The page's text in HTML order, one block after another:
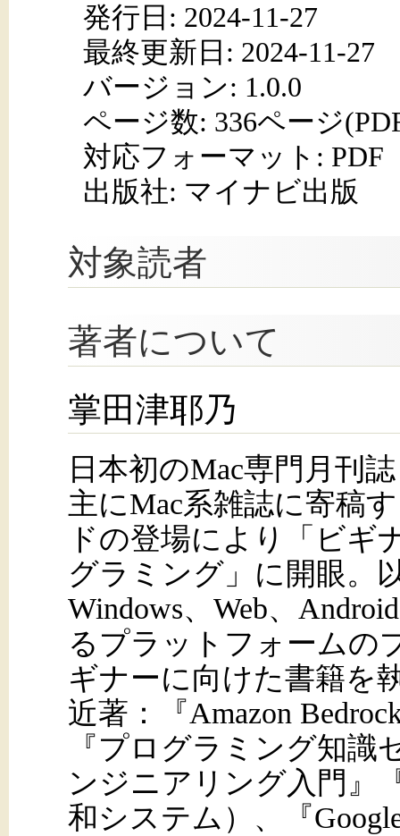
発行日: 2024-11-27
最終更新日: 2024-11-27
バージョン: 1.0.0
ページ数: 336ページ
対応フォーマット: PDF
出版社: マイナビ出版
対象読者
著者について
掌田津耶乃
日本初のMac専門月刊
主にMac系雑誌に寄稿
ドの登場により「ビギ
グラミング」に開眼。
Windows、Web、
るプラットフォームの
ギナーに向けた書籍を
近著：『Amazon
『プログラミング知
ンジニアリング入門』
和システム）、『